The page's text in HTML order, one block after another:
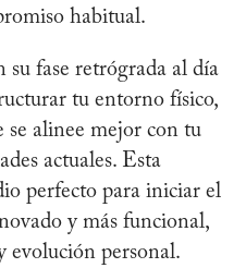
habitual.
fase retrógrada al día
tu entorno físico,
se alinee mejor con tu
actuales. Esta
perfecto para iniciar el
y más funcional,
evolución personal.